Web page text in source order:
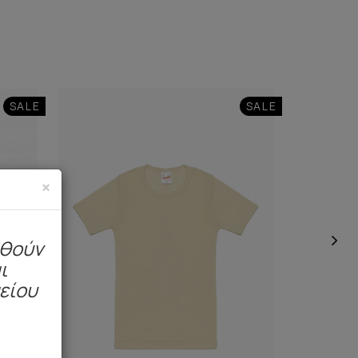
SALE SALE
×